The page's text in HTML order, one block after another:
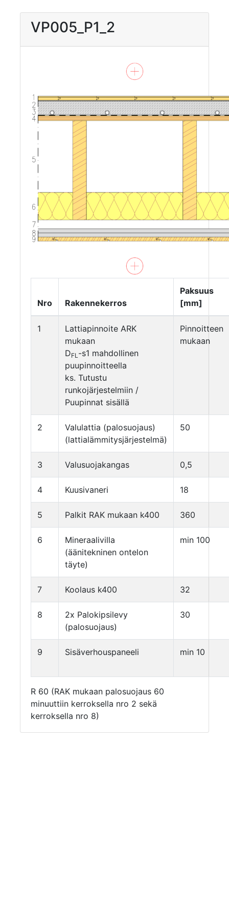
VP005_P1_2
Nro Rakennekerros
Paksuus
[mm]
1
Lattiapinnoite ARK
mukaan
DFL-s1 mahdollinen
puupinnoitteella
ks. Tutustu
runkojärjestelmiin /
Puupinnat sisällä
Pinnoitteen
mukaan
2
Valulattia (palosuojaus)
(lattialämmitysjärjestelmä)
50
3 Valusuojakangas 0,5
4 Kuusivaneri 18
5 Palkit RAK mukaan k400 360
6
Mineraalivilla
(äänitekninen ontelon
täyte)
min 100
7 Koolaus k400 32
8
2x Palokipsilevy
(palosuojaus)
30
9 Sisäverhouspaneeli min 10
R 60 (RAK mukaan palosuojaus 60
minuuttiin kerroksella nro 2 sekä
kerroksella nro 8)